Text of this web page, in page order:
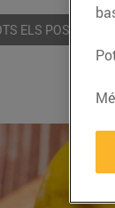
ELS POSTS